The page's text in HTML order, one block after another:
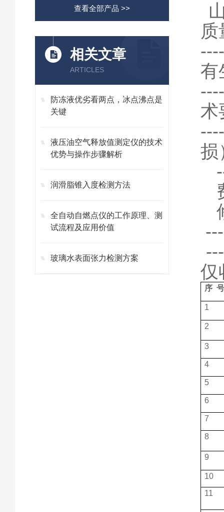
查看全部产品 >>
相关文章
ARTICLES
防冻液优劣看两点，冰点沸点是
关键
液压油空气释放值测定仪的技术
优势与操作步骤解析
润滑脂锥入度检测方法
全自动自燃点仪的工作原理、测
试流程及应用价值
玻璃水表面张力检测方案
有
术
损
仅
序
1
2
3
4
5
6
7
8
9
10
11